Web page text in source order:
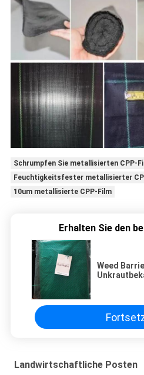
Schrumpfen Sie metallisierten CPP-
Feuchtigkeitsfester metallisierter
10um metallisierte CPP-Film
Erhalten Sie den
Weed
Landwirtschaftliche Posten